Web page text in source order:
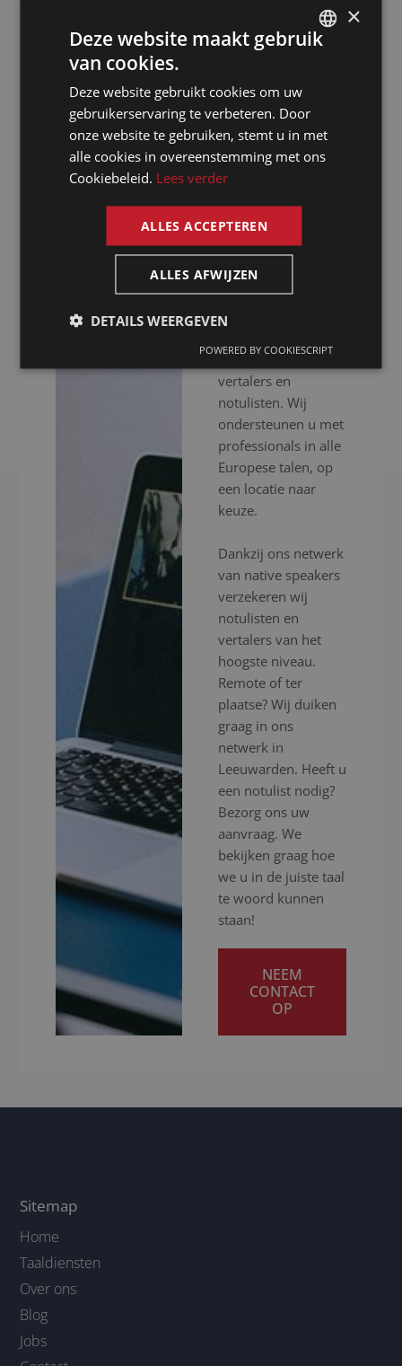
Doe beroep op
een erkende
notulist in
Leeuwarden
Presence is al meer
dan 20 jaar uw
notulist in
Leeuwarden voor
professionele
vertalers en
notulisten. Wij
ondersteunen u met
professionals in alle
Europese talen, op
een locatie naar
keuze.
Dankzij ons netwerk
van native speakers
verzekeren wij
notulisten en
vertalers van het
hoogste niveau.
Remote of ter
plaatse? Wij duiken
graag in ons
netwerk in
Leeuwarden. Heeft u
een notulist nodig?
Bezorg ons uw
aanvraag. We
bekijken graag hoe
we u in de juiste taal
te woord kunnen
staan!
NEEM
CONTACT
OP
Sitemap
Home
Taaldiensten
Over ons
Blog
Jobs
FRENCH
×
Deze website maakt gebruik
van cookies.
Deze website gebruikt cookies om uw
gebruikerservaring te verbeteren. Door
onze website te gebruiken, stemt u in met
alle cookies in overeenstemming met ons
Cookiebeleid. Lees verder
ALLES ACCEPTEREN
ALLES AFWIJZEN
DETAILS WEERGEVEN
POWERED BY COOKIESCRIPT